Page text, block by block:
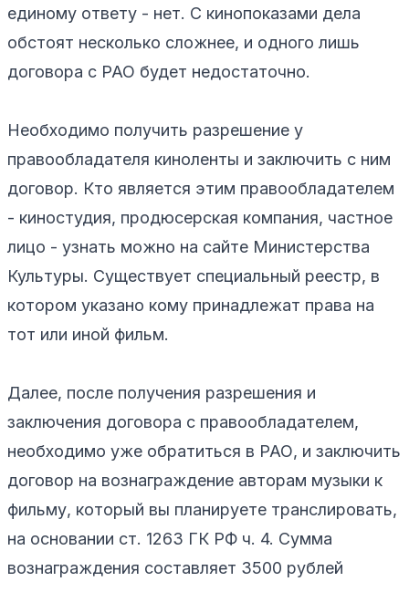
единому ответу - нет. С кинопоказами дела
обстоят несколько сложнее, и одного лишь
договора с РАО будет недостаточно.
Необходимо получить разрешение у
правообладателя киноленты и заключить с ним
договор. Кто является этим правообладателем
- киностудия, продюсерская компания, частное
лицо - узнать можно на сайте Министерства
Культуры. Существует специальный реестр, в
котором указано кому принадлежат права на
тот или иной фильм.
Далее, после получения разрешения и
заключения договора с правообладателем,
необходимо уже обратиться в РАО, и заключить
договор на вознаграждение авторам музыки к
фильму, который вы планируете транслировать,
на основании ст. 1263 ГК РФ ч. 4. Сумма
вознаграждения составляет 3500 рублей